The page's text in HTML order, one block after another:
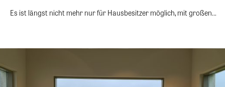
Es ist längst nicht mehr nur für Hausbesitzer möglich, mit großen...